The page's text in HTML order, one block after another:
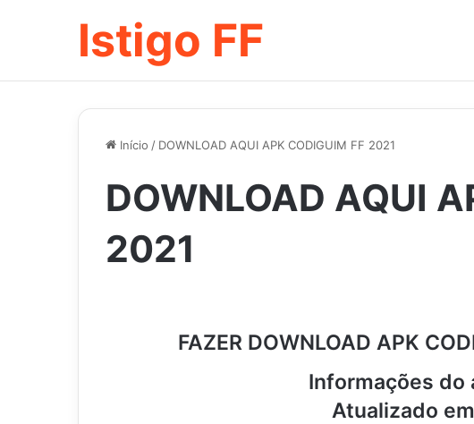
Istigo FF
Início / DOWNLOAD AQUI APK CODIGUIM FF 2021
DOWNLOAD AQUI
2021
FAZER DOWNLOAD APK
Informações do
Atualizado